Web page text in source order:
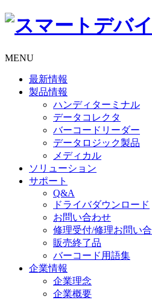
MENU
最新情報
製品情報
ハンディターミナル
データコレクタ
バーコードリーダー
データロジック製品
メディカル
ソリューション
サポート
Q&A
ドライバダウンロード
お問い合わせ
修理受付/修理お問い
販売終了品
バーコード用語集
企業情報
企業理念
企業概要